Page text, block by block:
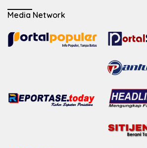
Media Network